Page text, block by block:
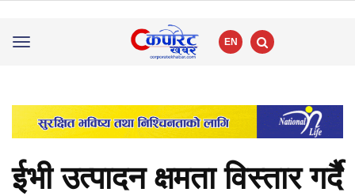
Toggle
EN
ईभी उत्पादन क्षमता विस्तार गर्दै